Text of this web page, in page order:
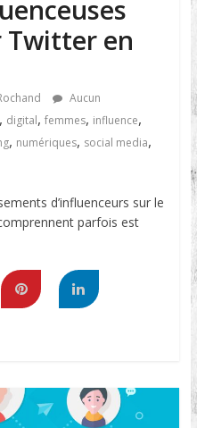
en
Aucun
, digital, femmes, influence,
, numériques, social media,
d’influenceurs sur le
parfois est